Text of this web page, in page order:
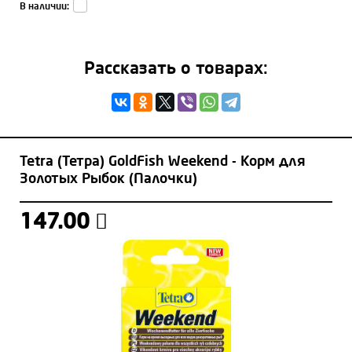
В наличии:
Рассказать о товарах:
Tetra (Тетра) GoldFish Weekend - Корм для
Золотых Рыбок (Палочки)
147.00